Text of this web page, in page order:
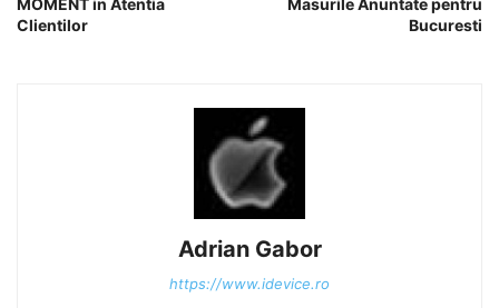
MOMENT in Atentia
Clientilor
Masurile Anuntate pentru
Bucuresti
Adrian Gabor
https://www.idevice.ro